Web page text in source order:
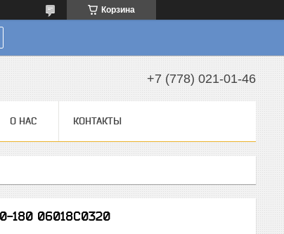
Корзина
+7 (778) 021-01-46
О НАС КОНТАКТЫ
180 06018C0320